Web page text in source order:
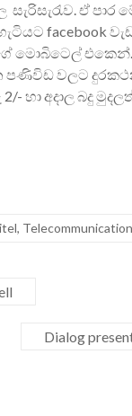
ඒ
මොබි‍ටෙල්
පණිවිඩ වල‍ට
අදාල බදු
, Telecommunication
Dialog